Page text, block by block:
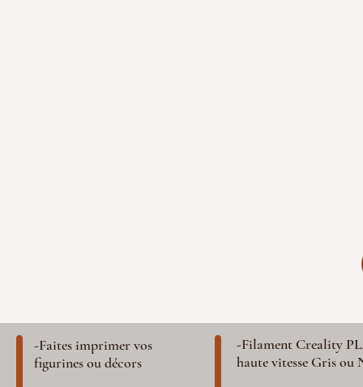
-Faites imprimer vos
figurines ou décors
-Filament Creality
haute vitesse Gris ou